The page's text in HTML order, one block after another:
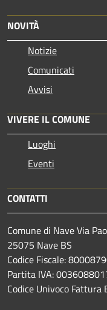
NOVITÀ
Notizie
Comunicati
Avvisi
VIVERE IL COMUNE
Luoghi
Eventi
CONTATTI
Comune di Nave Via
25075 Nave BS
Codice Fiscale:
Partita IVA:
Codice Univoco Fattura